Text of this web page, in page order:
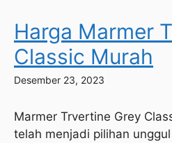
Harga Marmer
Classic Murah
Desember 23, 2023
Marmer Trvertine Grey
telah menjadi pilihan